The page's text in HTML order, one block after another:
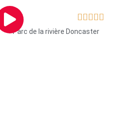
    
Parc de la rivière Doncaster